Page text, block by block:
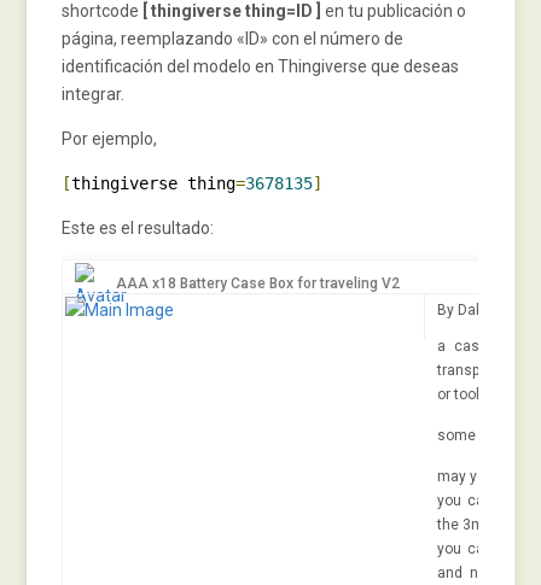
shortcode
[ thingiverse thing=ID ]
en tu publicación o
página, reemplazando «ID» con el número de
identificación del modelo en Thingiverse que deseas
integrar.
Por ejemplo,
[thingiverse thing=3678135]
Este es el resultado:
AAA x18 Battery Case Box for traveling V2
By Dalacost
a case for
transport or
or tools. very
some
may you use
you can use
the 3mm bar
you can use
and noise of